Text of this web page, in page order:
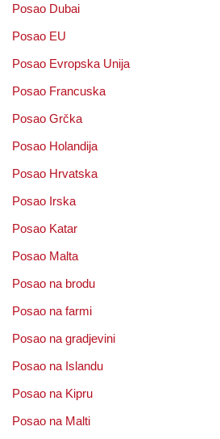
Posao Dubai
Posao EU
Posao Evropska Unija
Posao Francuska
Posao Grčka
Posao Holandija
Posao Hrvatska
Posao Irska
Posao Katar
Posao Malta
Posao na brodu
Posao na farmi
Posao na gradjevini
Posao na Islandu
Posao na Kipru
Posao na Malti